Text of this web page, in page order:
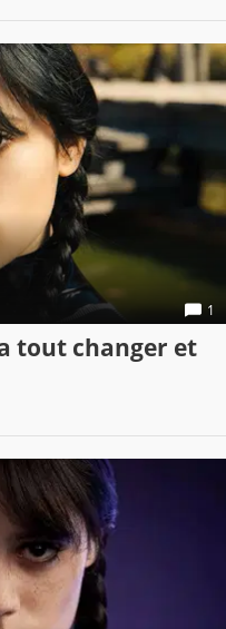
1
tout changer et